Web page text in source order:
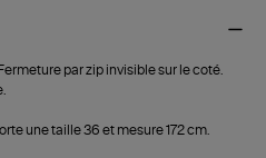
par zip invisible sur le coté.
une taille 36 et mesure 172 cm.